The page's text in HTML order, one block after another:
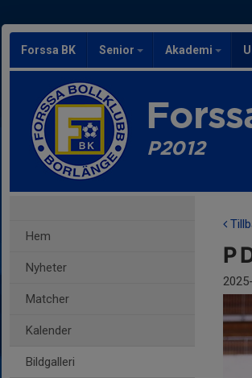
Forssa BK Senior Akademi
P2012
Hem
Nyheter
Matcher
Kalender
Bildgalleri
P